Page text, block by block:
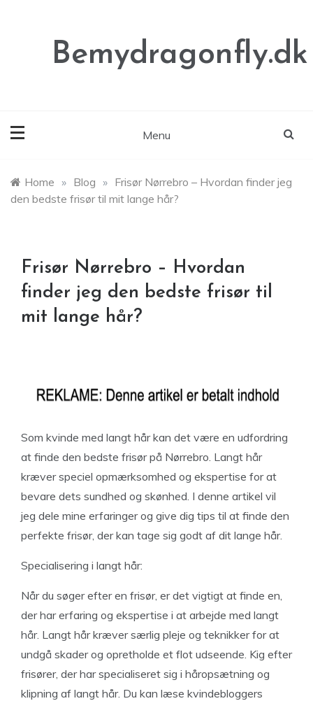
Bemydragonfly.dk
Menu
Home » Blog » Frisør Nørrebro – Hvordan finder jeg
den bedste frisør til mit lange hår?
Frisør Nørrebro – Hvordan
finder jeg den bedste frisør til
mit lange hår?
Som kvinde med langt hår kan det være en udfordring
at finde den bedste frisør på Nørrebro. Langt hår
kræver speciel opmærksomhed og ekspertise for at
bevare dets sundhed og skønhed. I denne artikel vil
jeg dele mine erfaringer og give dig tips til at finde den
perfekte frisør, der kan tage sig godt af dit lange hår.
Specialisering i langt hår:
Når du søger efter en frisør, er det vigtigt at finde en,
der har erfaring og ekspertise i at arbejde med langt
hår. Langt hår kræver særlig pleje og teknikker for at
undgå skader og opretholde et flot udseende. Kig efter
frisører, der har specialiseret sig i håropsætning og
klipning af langt hår. Du kan læse kvindebloggers